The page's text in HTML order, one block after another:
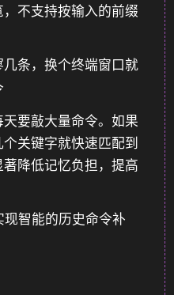
不支持按输入的前缀
条，换个终端窗口就
要敲大量命令。如果
关键字就快速匹配到
降低记忆负担，提高
智能的历史命令补